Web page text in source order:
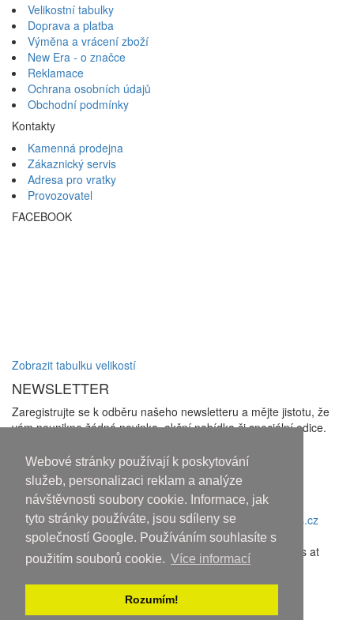
Webové stránky používají k poskytování
služeb, personalizaci reklam a analýze
návštěvnosti soubory cookie. Informace, jak
tyto stránky používáte, jsou sdíleny se
společností Google. Používáním souhlasíte s
použitím souborů cookie. Více informací
Rozumím!
Velikostní tabulky
Doprava a platba
Výměna a vrácení zboží
New Era - o značce
Reklamace
Ochrana osobních údajů
Obchodní podmínky
Kontakty
Kamenná prodejna
Zákaznický servis
Adresa pro vratky
Provozovatel
FACEBOOK
Zobrazit tabulku velikostí
NEWSLETTER
Zaregistrujte se k odběru našeho newsletteru a mějte jistotu, že
vám neunikne žádná novinka, akční nabídka či speciální edice.
newsletterů a sezpracováním osobních údajů
Odhlásit odběr
Copyright © 2010-2018 An systems, s.r.o.
Nahoru
Discover the latest movies and high-quality streaming options at
sflix.com.